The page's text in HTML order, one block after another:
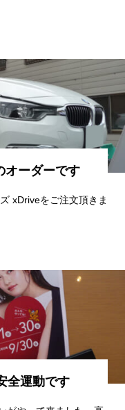
オーダーです
xDriveをご注文頂きま
全運動です